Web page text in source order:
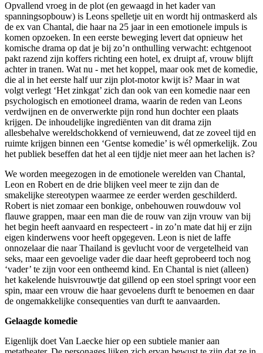
Opvallend vroeg in de plot (en gewaagd in het kader van
spanningsopbouw) is Leons spelletje uit en wordt hij ontmaskerd als
de ex van Chantal, die haar na 25 jaar in een emotionele impuls is
komen opzoeken. In een eerste beweging levert dat opnieuw het
komische drama op dat je bij zo’n onthulling verwacht: echtgenoot
pakt razend zijn koffers richting een hotel, ex druipt af, vrouw blijft
achter in tranen. Wat nu - met het koppel, maar ook met de komedie,
die al in het eerste half uur zijn plot-motor kwijt is? Maar in wat
volgt verlegt ‘Het zinkgat’ zich dan ook van een komedie naar een
psychologisch en emotioneel drama, waarin de reden van Leons
verdwijnen en de onverwerkte pijn rond hun dochter een plaats
krijgen. De inhoudelijke ingrediënten van dit drama zijn
allesbehalve wereldschokkend of vernieuwend, dat ze zoveel tijd en
ruimte krijgen binnen een ‘Gentse komedie’ is wél opmerkelijk. Zou
het publiek beseffen dat het al een tijdje niet meer aan het lachen is?
We worden meegezogen in de emotionele werelden van Chantal,
Leon en Robert en de drie blijken veel meer te zijn dan de
smakelijke stereotypen waarmee ze eerder werden geschilderd.
Robert is niet zomaar een bonkige, onbehouwen rouwdouw vol
flauwe grappen, maar een man die de rouw van zijn vrouw van bij
het begin heeft aanvaard en respecteert - in zo’n mate dat hij er zijn
eigen kinderwens voor heeft opgegeven. Leon is niet de laffe
onnozelaar die naar Thailand is gevlucht voor de vergetelheid van
seks, maar een gevoelige vader die daar heeft geprobeerd toch nog
‘vader’ te zijn voor een ontheemd kind. En Chantal is niet (alleen)
het kakelende huisvrouwtje dat gillend op een stoel springt voor een
spin, maar een vrouw die haar gevoelens durft te benoemen en daar
de ongemakkelijke consequenties van durft te aanvaarden.
Gelaagde komedie
Eigenlijk doet Van Laecke hier op een subtiele manier aan